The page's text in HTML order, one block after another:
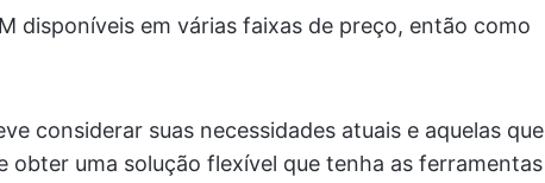
disponíveis em várias faixas de preço, então como
considerar suas necessidades atuais e aquelas que
obter uma solução flexível que tenha as ferramentas